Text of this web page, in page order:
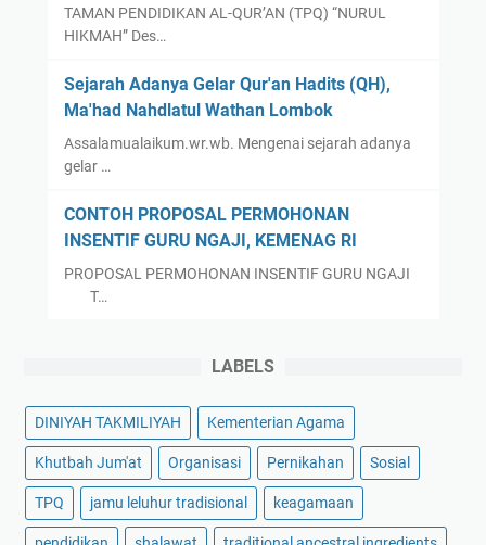
TAMAN PENDIDIKAN AL-QUR’AN (TPQ) “NURUL
HIKMAH” Des…
Sejarah Adanya Gelar Qur'an Hadits (QH),
Ma'had Nahdlatul Wathan Lombok
Assalamualaikum.wr.wb. Mengenai sejarah adanya
gelar …
CONTOH PROPOSAL PERMOHONAN
INSENTIF GURU NGAJI, KEMENAG RI
PROPOSAL PERMOHONAN INSENTIF GURU NGAJI
T…
LABELS
DINIYAH TAKMILIYAH Kementerian Agama
Khutbah Jum'at Organisasi Pernikahan Sosial
TPQ jamu leluhur tradisional keagamaan